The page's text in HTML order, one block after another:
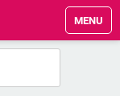
MENU